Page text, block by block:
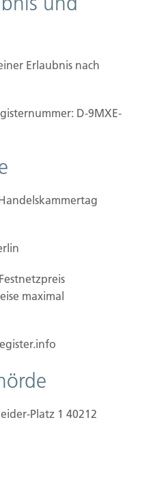
Datenerfassung auf
Website erfolgt
Dessen Kontaktdaten
Website
dadurch erhoben,
kann es sich z.B.
beim Besuch der
erfasst. Das sind
Internetbrowser,
automatisch, sobald
um eine fehlerfreie
Ihres
Erlaubnis nach
D-9MXE-
maximal
Platz 1 40212